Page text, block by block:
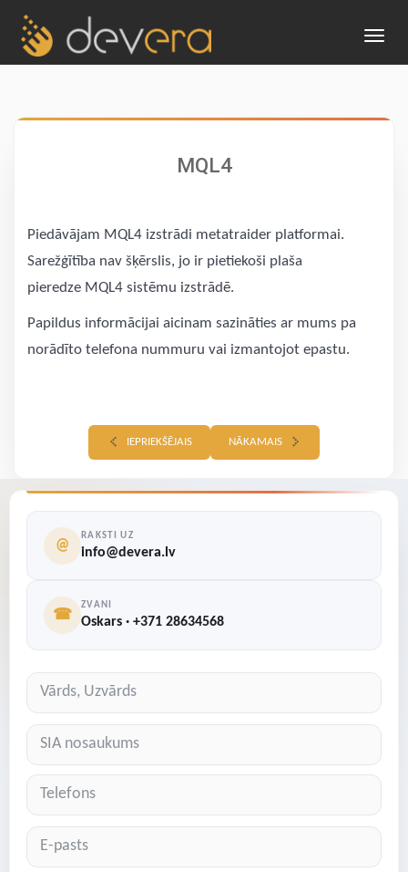
MQL4
Piedāvājam MQL4 izstrādi metatraider platformai.
Sarežģītība nav šķērslis, jo ir pietiekoši plaša
pieredze MQL4 sistēmu izstrādē.
Papildus informācijai aicinam sazināties ar mums pa
norādīto telefona nummuru vai izmantojot epastu.
IEPRIEKŠĒJAIS NĀKAMAIS
@
RAKSTI UZ
info@devera.lv
☎
ZVANI
Oskars · +371 28634568